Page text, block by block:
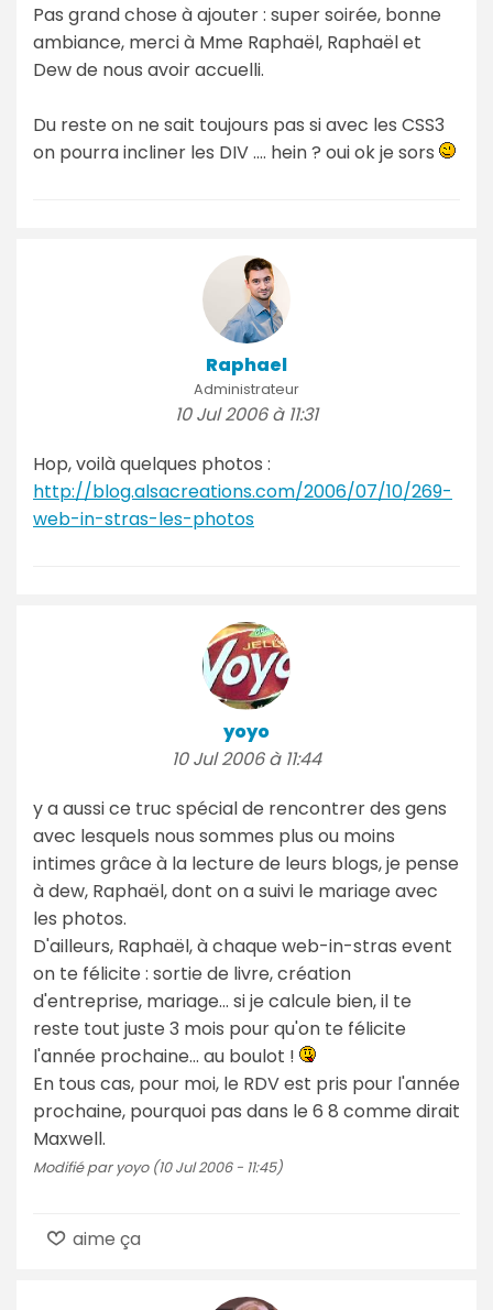
Pas grand chose à ajouter : super soirée, bonne
ambiance, merci à Mme Raphaël, Raphaël et
Dew de nous avoir accuelli.
Du reste on ne sait toujours pas si avec les CSS3
on pourra incliner les DIV .... hein ? oui ok je sors
Raphael
Administrateur
10 Jul 2006 à 11:31
Hop, voilà quelques photos :
http://blog.alsacreations.com/2006/07/10/269-
web-in-stras-les-photos
yoyo
10 Jul 2006 à 11:44
y a aussi ce truc spécial de rencontrer des gens
avec lesquels nous sommes plus ou moins
intimes grâce à la lecture de leurs blogs, je pense
à dew, Raphaël, dont on a suivi le mariage avec
les photos.
D'ailleurs, Raphaël, à chaque web-in-stras event
on te félicite : sortie de livre, création
d'entreprise, mariage... si je calcule bien, il te
reste tout juste 3 mois pour qu'on te félicite
l'année prochaine... au boulot !
En tous cas, pour moi, le RDV est pris pour l'année
prochaine, pourquoi pas dans le 6 8 comme dirait
Maxwell.
Modifié par yoyo (10 Jul 2006 - 11:45)
aime ça